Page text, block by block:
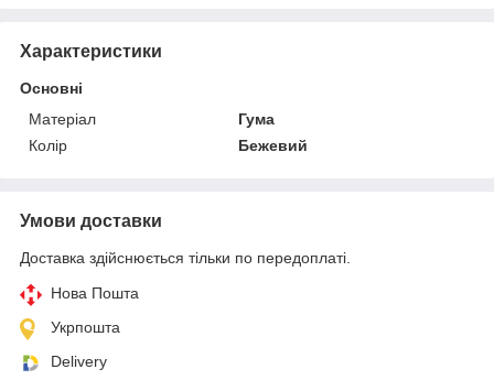
Характеристики
Основні
Матеріал
Гума
Колір
Бежевий
Умови доставки
Доставка здійснюється тільки по передоплаті.
Нова Пошта
Укрпошта
Delivery